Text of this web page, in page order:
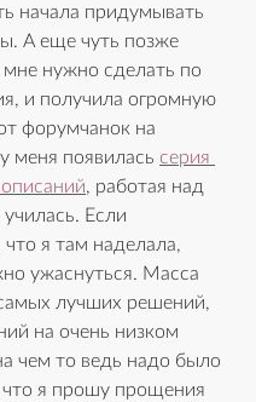
начала придумывать
А еще чуть позже
нужно сделать по
и получила огромную
форумчанок на
меня появилась серия
, работая над
Если
я там наделала,
ужаснуться. Масса
лучших решений,
на очень низком
чем то ведь надо было
что я прошу прощения